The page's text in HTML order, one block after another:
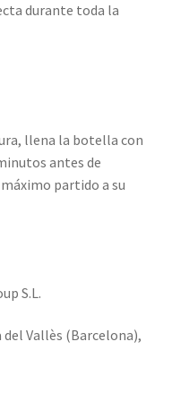
durante toda la
llena la botella con
antes de
partido a su
S.L.
del Vallès (Barcelona),